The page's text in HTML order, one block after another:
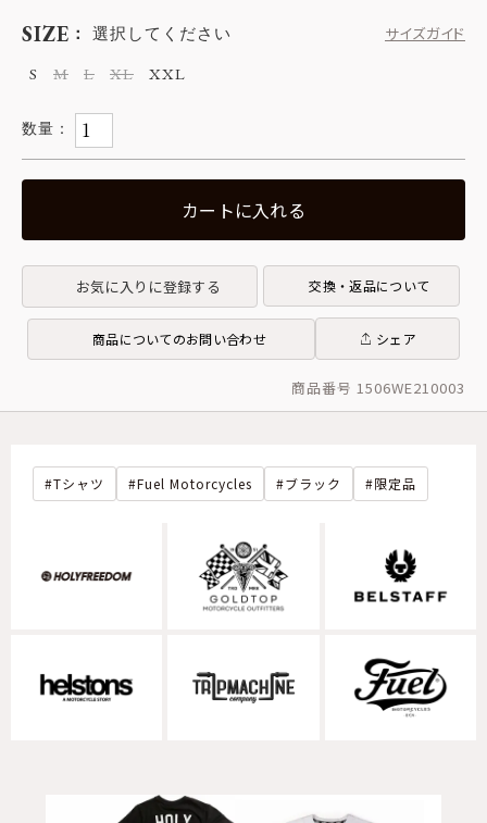
SIZE 選択してください
サイズガイド
S
M L XL XXL
カートに入れる
お気に入りに登録する 交換・返品について
商品についてのお問い合わせ シェア
商品番号 1506WE210003
Tシャツ Fuel Motorcycles ブラック 限定品